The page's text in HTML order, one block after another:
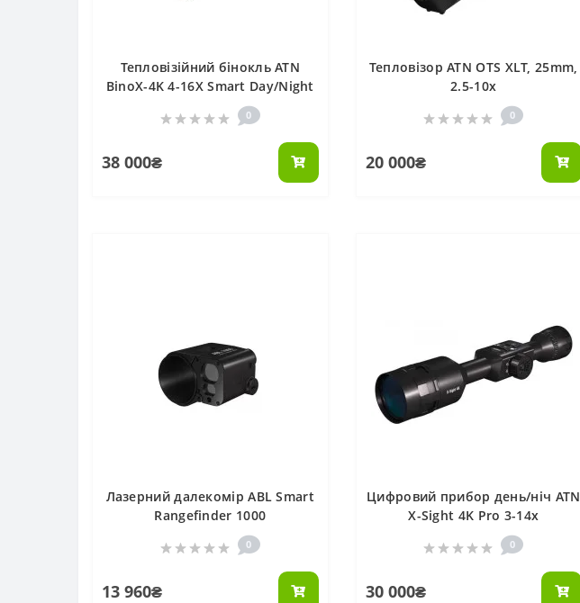
Тепловізійний бінокль ATN
BinoX-4K 4-16X Smart Day/Night
0
38 000₴
Тепловізор ATN OTS XLT, 25mm,
2.5-10x
0
20 000₴
Лазерний далекомір ABL Smart
Rangefinder 1000
0
13 960₴
Цифровий прибор день/ніч ATN
X-Sight 4K Pro 3-14x
0
30 000₴